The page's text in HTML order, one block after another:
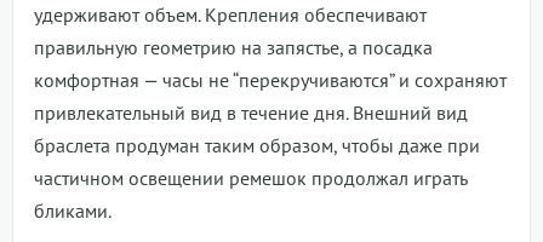
удерживают объем. Крепления обеспечивают
правильную геометрию на запястье, а посадка
комфортная — часы не “перекручиваются” и сохраняют
привлекательный вид в течение дня. Внешний вид
браслета продуман таким образом, чтобы даже при
частичном освещении ремешок продолжал играть
бликами.